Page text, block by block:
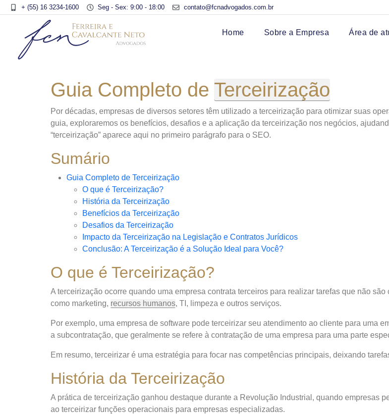
+ (55) 16 3234-1600 Seg - Sex: 9:00 - 18:00 contato@fcnadvogados.com.br
Home Sobre a Empresa Área de
Guia Completo de Terceirização
Por décadas, empresas de diversos setores têm utilizado a terceirização para otimizar suas
guia, exploraremos os benefícios, desafios e a aplicação da terceirização nos negócios,
“terceirização” aparece aqui no primeiro parágrafo para o SEO.
Sumário
Guia Completo de Terceirização
O que é Terceirização?
História da Terceirização
Benefícios da Terceirização
Desafios da Terceirização
Impacto da Terceirização na Legislação e Contratos Jurídicos
Conclusão: A Terceirização é a Solução Ideal para Você?
O que é Terceirização?
A terceirização ocorre quando uma empresa contrata terceiros para realizar tarefas que não
como marketing, recursos humanos, TI, limpeza e outros serviços.
Por exemplo, uma empresa de software pode terceirizar seu atendimento ao cliente para uma
a subcontratação, que geralmente se refere à contratação de uma empresa para uma parte
Em resumo, terceirizar é uma estratégia para focar nas competências principais, deixando
História da Terceirização
A prática de terceirização ganhou destaque durante a Revolução Industrial, quando empresas
ao terceirizar funções operacionais para empresas especializadas.